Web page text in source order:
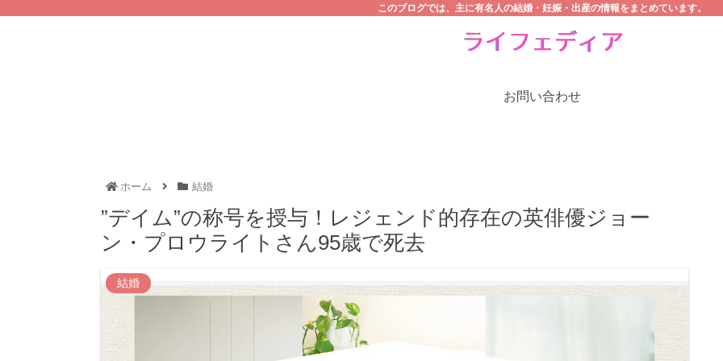
このブログでは、主に有名人の結婚・妊娠・出産の情報をまとめています。
お問い合わせ
ホーム 結婚
”デイム”の称号を授与！レジェンド的存在の英俳優ジョー
ン・プロウライトさん95歳で死去
結婚